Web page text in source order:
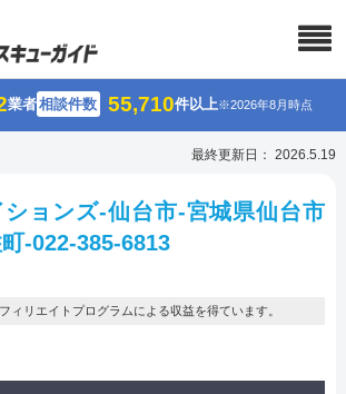
業者相談件数 55,710件以上※2026年8月時点
最終更新日： 2026.5.19
ョンズ-仙台市-宮城県仙台市
-022-385-6813
ィリエイトプログラムによる収益を得ています。